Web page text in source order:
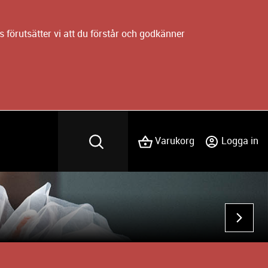
förutsätter vi att du förstår och godkänner
Varukorg Logga in
NÄSTA